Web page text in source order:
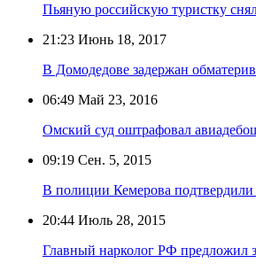
Пьяную российскую туристку
21:23 Июнь 18, 2017
В Домодедове задержан
06:49 Май 23, 2016
Омский суд оштрафовал
09:19 Сен. 5, 2015
В полиции Кемерова
20:44 Июль 28, 2015
Главный нарколог РФ предложил